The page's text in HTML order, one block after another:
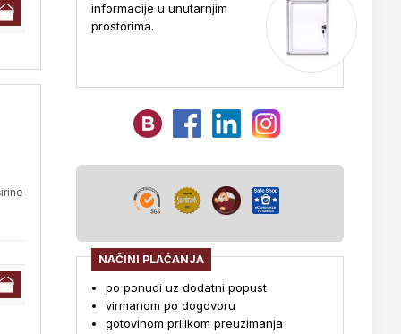
informacije u unutarnjim
prostorima.
NAČINI PLAĆANJA
po ponudi uz dodatni popust
virmanom po dogovoru
gotovinom prilikom preuzimanja